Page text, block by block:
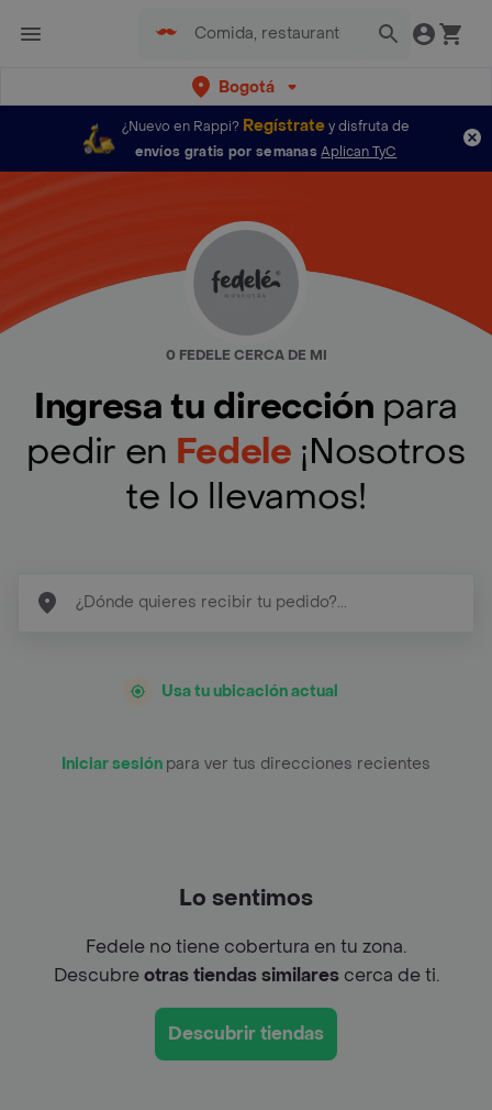
Bogotá
¿Nuevo en Rappi? Regístratey disfruta de
envíos gratis por semanas Aplican TyC
0 FEDELE CERCA DE MI
Ingresa tu dirección para
pedir en Fedele ¡Nosotros
te lo llevamos!
Usa tu ubicación actual
Iniciar sesión para ver tus direcciones recientes
Lo sentimos
Fedele no tiene cobertura en tu zona.
Descubreotras tiendas similarescerca de ti.
Descubrir tiendas